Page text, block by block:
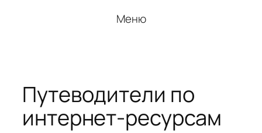
Меню
Путеводители по
интернет-ресурсам